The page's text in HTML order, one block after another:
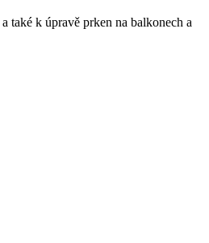
také k úpravě prken na balkonech a